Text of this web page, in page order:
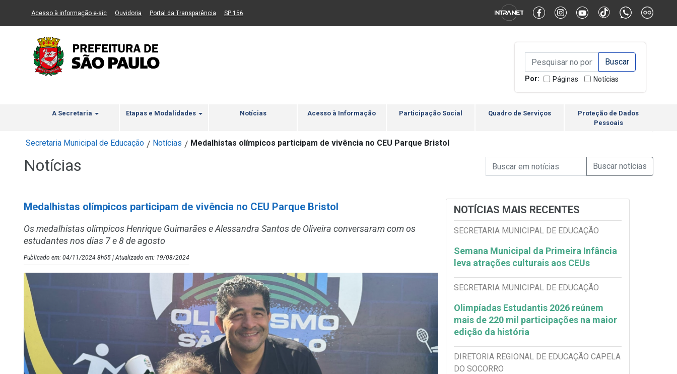
Ir ao Conteúdo Ir para menu principal 2 Ir para busca Ir para rodapé Alternar Alto Contraste Alternar Tamanho da Fonte
Acesso à informação e-sic(Link para um novo sítio)
Ouvidoria (Link para um novo sítio)
Portal da Transparência (Link para um novo sítio)
SP 156
Campo de Busca de
Campo de Busca de informaçõesEnviar a Busca
Por: Páginas Notícias
A Secretaria Etapas e Modalidades Notícias Acesso à Informação Participação Social Quadro de Serviços
Proteção de Dados
Pessoais
Secretaria Municipal de Educação / Notícias / Medalhistas olímpicos participam de vivência no CEU Parque Bristol
Notícias Campo de Busca de Notícias
Campo de Busca de informaçõesEnviar a Busca de
Medalhistas olímpicos participam de vivência no CEU Parque Bristol
Os medalhistas olímpicos Henrique Guimarães e Alessandra Santos de Oliveira conversaram com os
estudantes nos dias 7 e 8 de agosto
Publicado em: 04/11/2024 8h55 | Atualizado em: 19/08/2024
NOTÍCIAS MAIS RECENTES
SECRETARIA MUNICIPAL DE EDUCAÇÃO
Semana Municipal da Primeira Infância
leva atrações culturais aos CEUs
SECRETARIA MUNICIPAL DE EDUCAÇÃO
Olimpíadas Estudantis 2026 reúnem
mais de 220 mil participações na maior
edição da história
DIRETORIA REGIONAL DE EDUCAÇÃO CAPELA
DO SOCORRO